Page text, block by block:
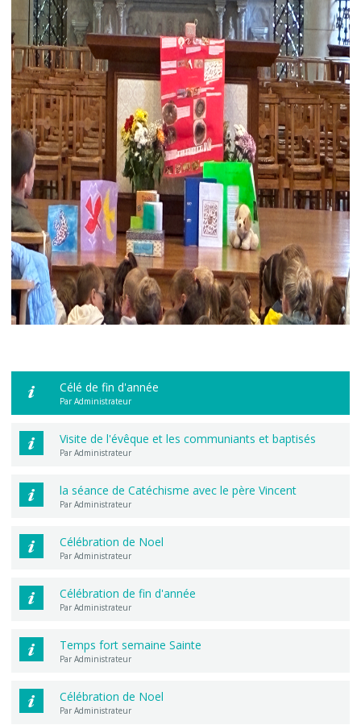
Célé de fin d'année
Par Administrateur
Visite de l'évêque et les communiants et baptisés
Par Administrateur
la séance de Catéchisme avec le père Vincent
Par Administrateur
Célébration de Noel
Par Administrateur
Célébration de fin d'année
Par Administrateur
Temps fort semaine Sainte
Par Administrateur
Célébration de Noel
Par Administrateur